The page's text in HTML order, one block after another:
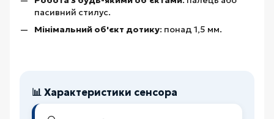
пасивний стилус.
Мінімальний об'єкт дотику: понад 1,5 мм.
📊 Характеристики сенсора